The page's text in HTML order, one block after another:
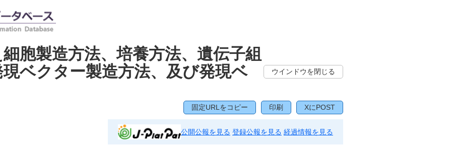
胞製造方法、培養方法、遺伝子組
ベクター製造方法、及び発現ベ
ウインドウを閉じる
固定URLをコピー 印刷 XにPOST
公開公報を見る 登録公報を見る 経過情報を見る